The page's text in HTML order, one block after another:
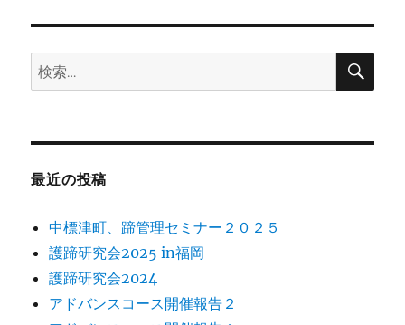
検
索:
検
最近の投稿
中標津町、蹄管理セミナー２０２５
護蹄研究会2025 in福岡
護蹄研究会2024
アドバンスコース開催報告２